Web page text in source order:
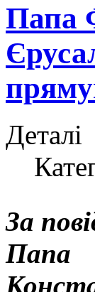
Папа
Деталі
За